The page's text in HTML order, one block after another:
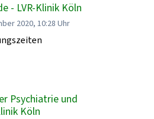
- LVR-Klinik Köln
2020, 10:28 Uhr
Psychiatrie und
Köln